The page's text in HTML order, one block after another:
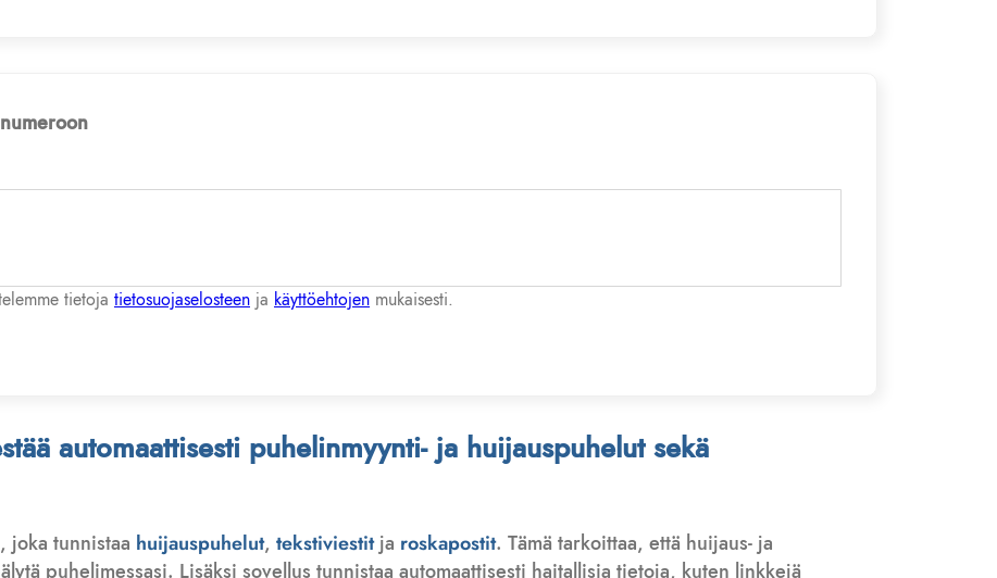
tietoja tietosuojaselosteen ja käyttöehtojen mukaisesti.
automaattisesti puhelinmyynti- ja huijauspuhelut sekä
joka tunnistaa huijauspuhelut, tekstiviestitja roskapostit. Tämä tarkoittaa, että huijaus- ja
puhelimessasi. Lisäksi sovellus tunnistaa automaattisesti haitallisia tietoja, kuten linkkejä